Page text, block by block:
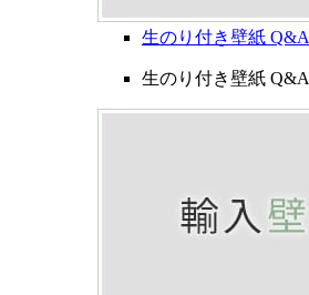
生のり付き壁紙 Q&A
生のり付き壁紙 Q&A